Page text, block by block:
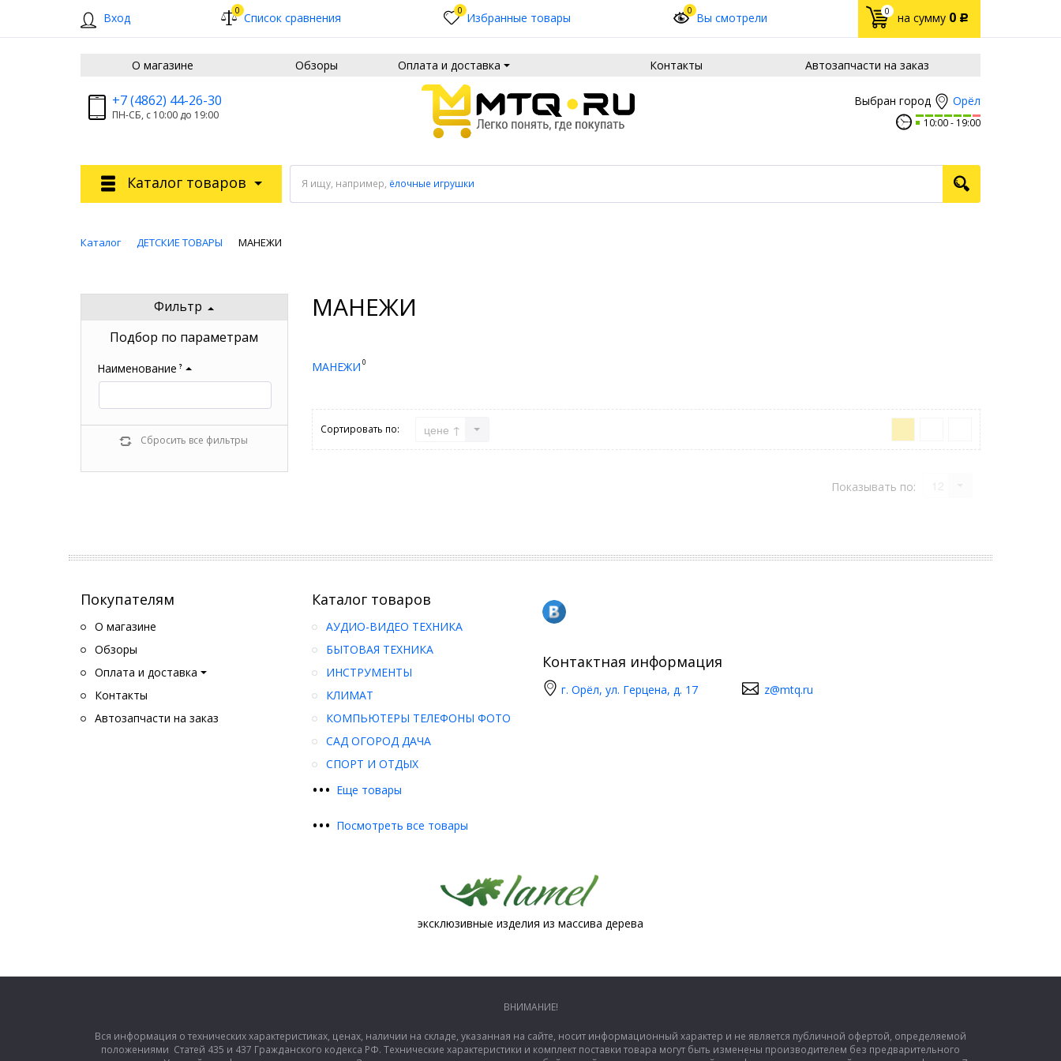
Вход 0 Список сравнения 0 Избранные товары 0 Вы смотрели 0 на сумму 0 Р
О магазине Обзоры Оплата и доставка Контакты Автозапчасти на заказ
Выбран город Орёл
10:00 19:00
+7 (4862) 44-26-30
ПН-СБ, с 10:00 до 19:00
Я ищу, например, ёлочные игрушки
Каталог товаров
Каталог ДЕТСКИЕ ТОВАРЫ МАНЕЖИ
Фильтр
Подбор по параметрам
Наименование ?
Сбросить все фильтры
МАНЕЖИ
МАНЕЖИ 0
Сортировать по: цене ↑
Показывать по:
Покупателям
О магазине
Обзоры
Оплата и доставка
Контакты
Автозапчасти на заказ
Каталог товаров
••• Еще товары
АУДИО-ВИДЕО ТЕХНИКА
БЫТОВАЯ ТЕХНИКА
ИНСТРУМЕНТЫ
КЛИМАТ
КОМПЬЮТЕРЫ ТЕЛЕФОНЫ ФОТО
САД ОГОРОД ДАЧА
СПОРТ И ОТДЫХ
••• Посмотреть все товары
Контактная информация
г. Орёл, ул. Герцена, д. 17 z@mtq.ru
эксклюзивные изделия из массива дерева
ВНИМАНИЕ!
Вся информация о технических характеристиках, ценах, наличии на складе, указанная на сайте, носит информационный характер и не является публичной офертой, определяемой
положениями Статей 435 и 437 Гражданского кодекса РФ. Технические характеристики и комплект поставки товара могут быть изменены производителем без предварительного